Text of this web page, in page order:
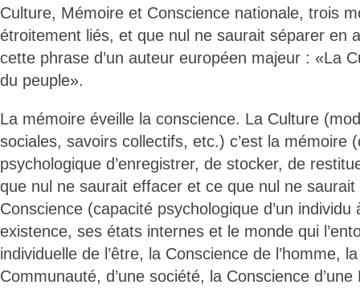
Culture, Mémoire et Conscience nationale, trois
étroitement liés, et que nul ne saurait séparer en
cette phrase d’un auteur européen majeur : «La
du peuple».
La mémoire éveille la conscience. La Culture
sociales, savoirs collectifs, etc.) c’est la mémoire
psychologique d’enregistrer, de stocker, de
que nul ne saurait effacer et ce que nul ne
Conscience (capacité psychologique d’un
existence, ses états internes et le monde qui
individuelle de l’être, la Conscience de l’homme,
Communauté, d’une société, la Conscience